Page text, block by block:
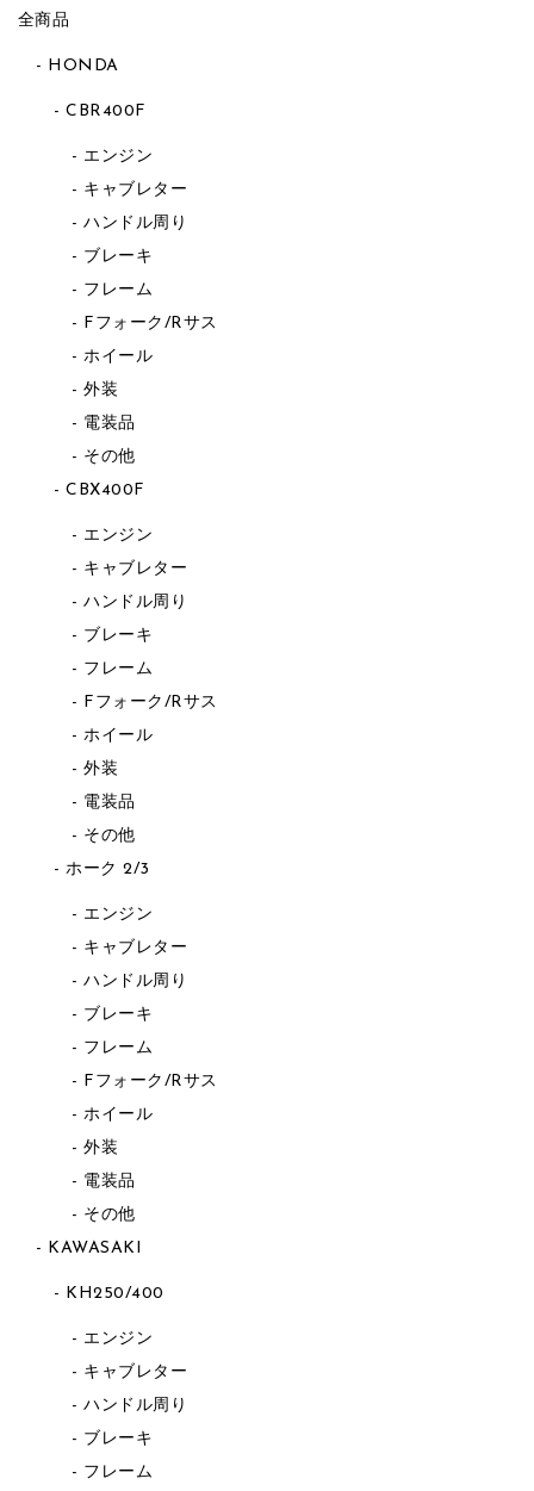
全商品
HONDA
CBR400F
エンジン
キャブレター
ハンドル周り
ブレーキ
フレーム
Fフォーク/Rサス
ホイール
外装
電装品
その他
CBX400F
エンジン
キャブレター
ハンドル周り
ブレーキ
フレーム
Fフォーク/Rサス
ホイール
外装
電装品
その他
ホーク 2/3
エンジン
キャブレター
ハンドル周り
ブレーキ
フレーム
Fフォーク/Rサス
ホイール
外装
電装品
その他
KAWASAKI
KH250/400
エンジン
キャブレター
ハンドル周り
ブレーキ
フレーム